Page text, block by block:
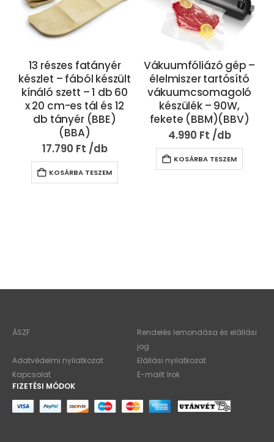
13 részes fatányér
készlet – fából készült
kínáló szett – 1 db 60
x 20 cm-es tál és 12
db tányér (BBE)
(BBA)
17.790 Ft
KOSÁRBA TESZEM
Vákuumfóliázó gép –
élelmiszer tartósító
vákuumcsomagoló
készülék – 90W,
fekete (BBM)(BBV)
4.990 Ft
KOSÁRBA TESZEM
ÁSZF
Rendelés lemondása és elállási
jog
Adatvédelmi nyilatkozat
Elállási nyilatkozat
Kapcsolat
E-mailt írok
FIZETÉSI MÓDOK